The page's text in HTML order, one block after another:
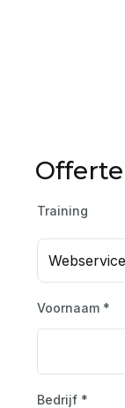
Offerte
Training
Voornaam *
Bedrijf *